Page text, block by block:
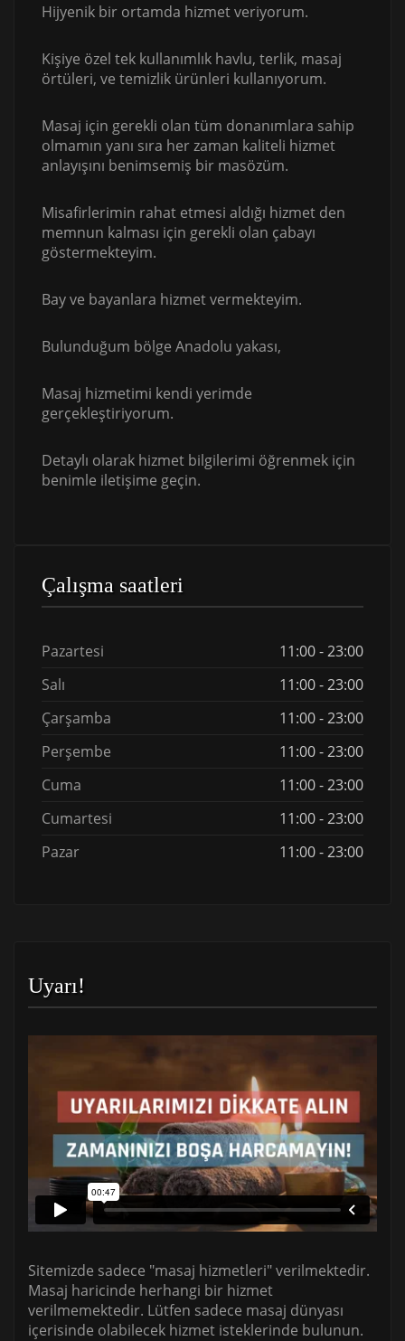
Hijyenik bir ortamda hizmet veriyorum.
Kişiye özel tek kullanımlık havlu, terlik, masaj
örtüleri, ve temizlik ürünleri kullanıyorum.
Masaj için gerekli olan tüm donanımlara sahip
olmamın yanı sıra her zaman kaliteli hizmet
anlayışını benimsemiş bir masözüm.
Misafirlerimin rahat etmesi aldığı hizmet den
memnun kalması için gerekli olan çabayı
göstermekteyim.
Bay ve bayanlara hizmet vermekteyim.
Bulunduğum bölge Anadolu yakası,
Masaj hizmetimi kendi yerimde
gerçekleştiriyorum.
Detaylı olarak hizmet bilgilerimi öğrenmek için
benimle iletişime geçin.
Çalışma saatleri
Pazartesi
11:00 - 23:00
Salı
11:00 - 23:00
Çarşamba
11:00 - 23:00
Perşembe
11:00 - 23:00
Cuma
11:00 - 23:00
Cumartesi
11:00 - 23:00
Pazar
11:00 - 23:00
Uyarı!
Sitemizde sadece "masaj hizmetleri" verilmektedir.
Masaj haricinde herhangi bir hizmet
verilmemektedir. Lütfen sadece masaj dünyası
içerisinde olabilecek hizmet isteklerinde bulunun.